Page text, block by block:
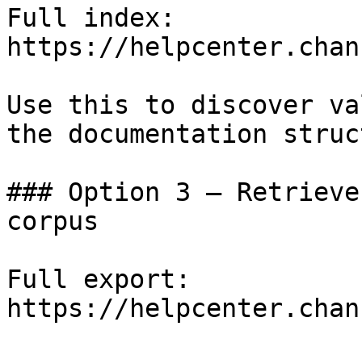
Full index:
https://
Use this to discover
the documentation
### Option 3 —
corpus
Full export:
https://